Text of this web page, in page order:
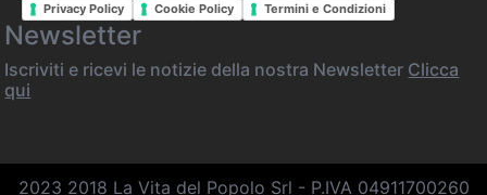
Privacy Policy Cookie Policy Termini e Condizioni
Newsletter
Iscriviti e ricevi le notizie della nostra Newsletter Clicca
qui
2023 2018 La Vita del Popolo Srl - P.IVA 04911700260